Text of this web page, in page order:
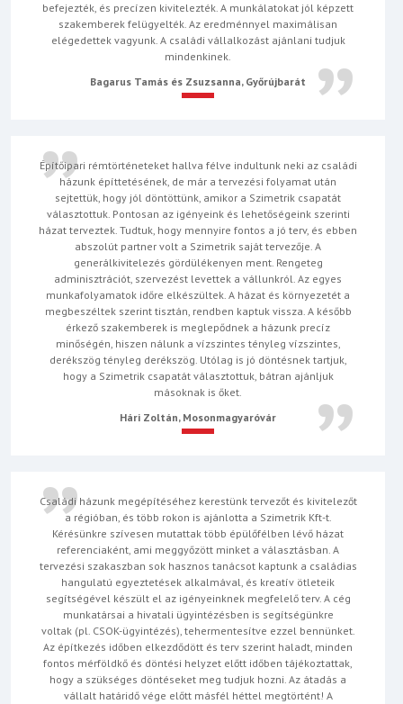
befejezték, és precízen kivitelezték. A munkálatokat jól képzett
szakemberek felügyelték. Az eredménnyel maximálisan
elégedettek vagyunk. A családi vállalkozást ajánlani tudjuk
mindenkinek.
Bagarus Tamás és Zsuzsanna, Győrújbarát
Építőipari rémtörténeteket hallva félve indultunk neki az családi
házunk építtetésének, de már a tervezési folyamat után
sejtettük, hogy jól döntöttünk, amikor a Szimetrik csapatát
választottuk. Pontosan az igényeink és lehetőségeink szerinti
házat terveztek. Tudtuk, hogy mennyire fontos a jó terv, és ebben
abszolút partner volt a Szimetrik saját tervezője. A
generálkivitelezés gördülékenyen ment. Rengeteg
adminisztrációt, szervezést levettek a vállunkról. Az egyes
munkafolyamatok időre elkészültek. A házat és környezetét a
megbeszéltek szerint tisztán, rendben kaptuk vissza. A később
érkező szakemberek is meglepődnek a házunk precíz
minőségén, hiszen nálunk a vízszintes tényleg vízszintes,
derékszög tényleg derékszög. Utólag is jó döntésnek tartjuk,
hogy a Szimetrik csapatát választottuk, bátran ajánljuk
másoknak is őket.
Hári Zoltán, Mosonmagyaróvár
Családi házunk megépítéséhez kerestünk tervezőt és kivitelezőt
a régióban, és több rokon is ajánlotta a Szimetrik Kft-t.
Kérésünkre szívesen mutattak több épülőfélben lévő házat
referenciaként, ami meggyőzött minket a választásban. A
tervezési szakaszban sok hasznos tanácsot kaptunk a családias
hangulatú egyeztetések alkalmával, és kreatív ötleteik
segítségével készült el az igényeinknek megfelelő terv. A cég
munkatársai a hivatali ügyintézésben is segítségünkre
voltak (pl. CSOK-ügyintézés), tehermentesítve ezzel bennünket.
Az építkezés időben elkezdődött és terv szerint haladt, minden
fontos mérföldkő és döntési helyzet előtt időben tájékoztattak,
hogy a szükséges döntéseket meg tudjuk hozni. Az átadás a
vállalt határidő vége előtt másfél héttel megtörtént! A